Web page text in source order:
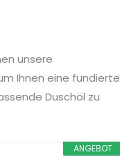
unsere
Ihnen eine fundierte
Duschöl zu
ANGEBOT